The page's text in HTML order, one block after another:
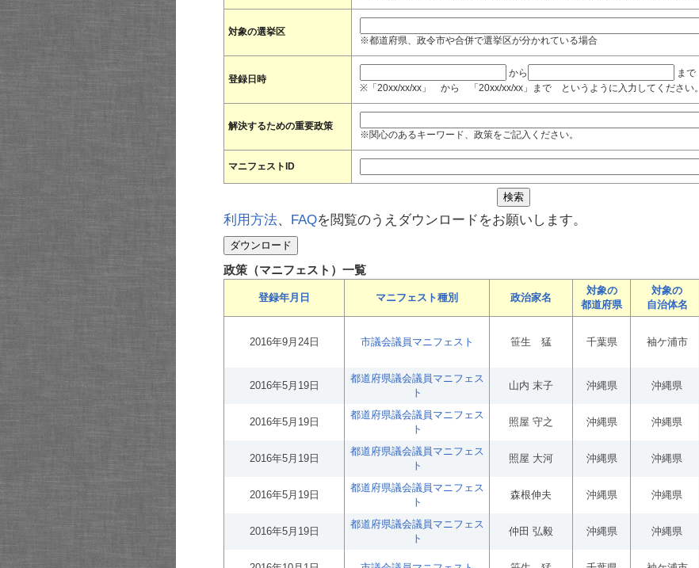
対象の選挙区
※都道府県、政令市や合併で選挙区が分かれている場合
登録日時
から
まで
※「20xx/xx/xx」 から 「20xx/xx/xx」まで というように入力してください。
解決するための重要政策
※関心のあるキーワード、政策をご記入ください。
マニフェストID
利用方法、 FAQを閲覧のうえダウンロードをお願いします。
政策（マニフェスト）一覧
登録年月日 マニフェスト種別 政治家名
対象の
都道府県
対象の
自治体名
2016年9月24日 市議会議員マニフェスト 笹生 猛 千葉県 袖ケ浦市
2016年5月19日
都道府県議会議員マニフェス
ト
山内 末子 沖縄県 沖縄県
2016年5月19日
都道府県議会議員マニフェス
ト
照屋 守之 沖縄県 沖縄県
2016年5月19日
都道府県議会議員マニフェス
ト
照屋 大河 沖縄県 沖縄県
2016年5月19日
都道府県議会議員マニフェス
ト
森根伸夫 沖縄県 沖縄県
2016年5月19日
都道府県議会議員マニフェス
ト
仲田 弘毅 沖縄県 沖縄県